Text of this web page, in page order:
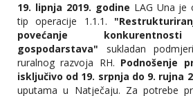
19. lipnja 2019. godine LAG Una je
tip operacije 1.1.1.
povećanje
gospodarstava" sukladan
ruralnog razvoja RH. Podnošenje
isključivo od 19. srpnja do 9. rujna
uputama u Natječaju. Za potrebe